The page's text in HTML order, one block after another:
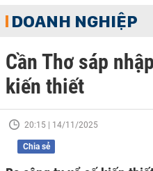
DOANH NGHIỆP
Cần Thơ sáp
kiến thiết
20:15 | 14/11/2025
Chia sẻ